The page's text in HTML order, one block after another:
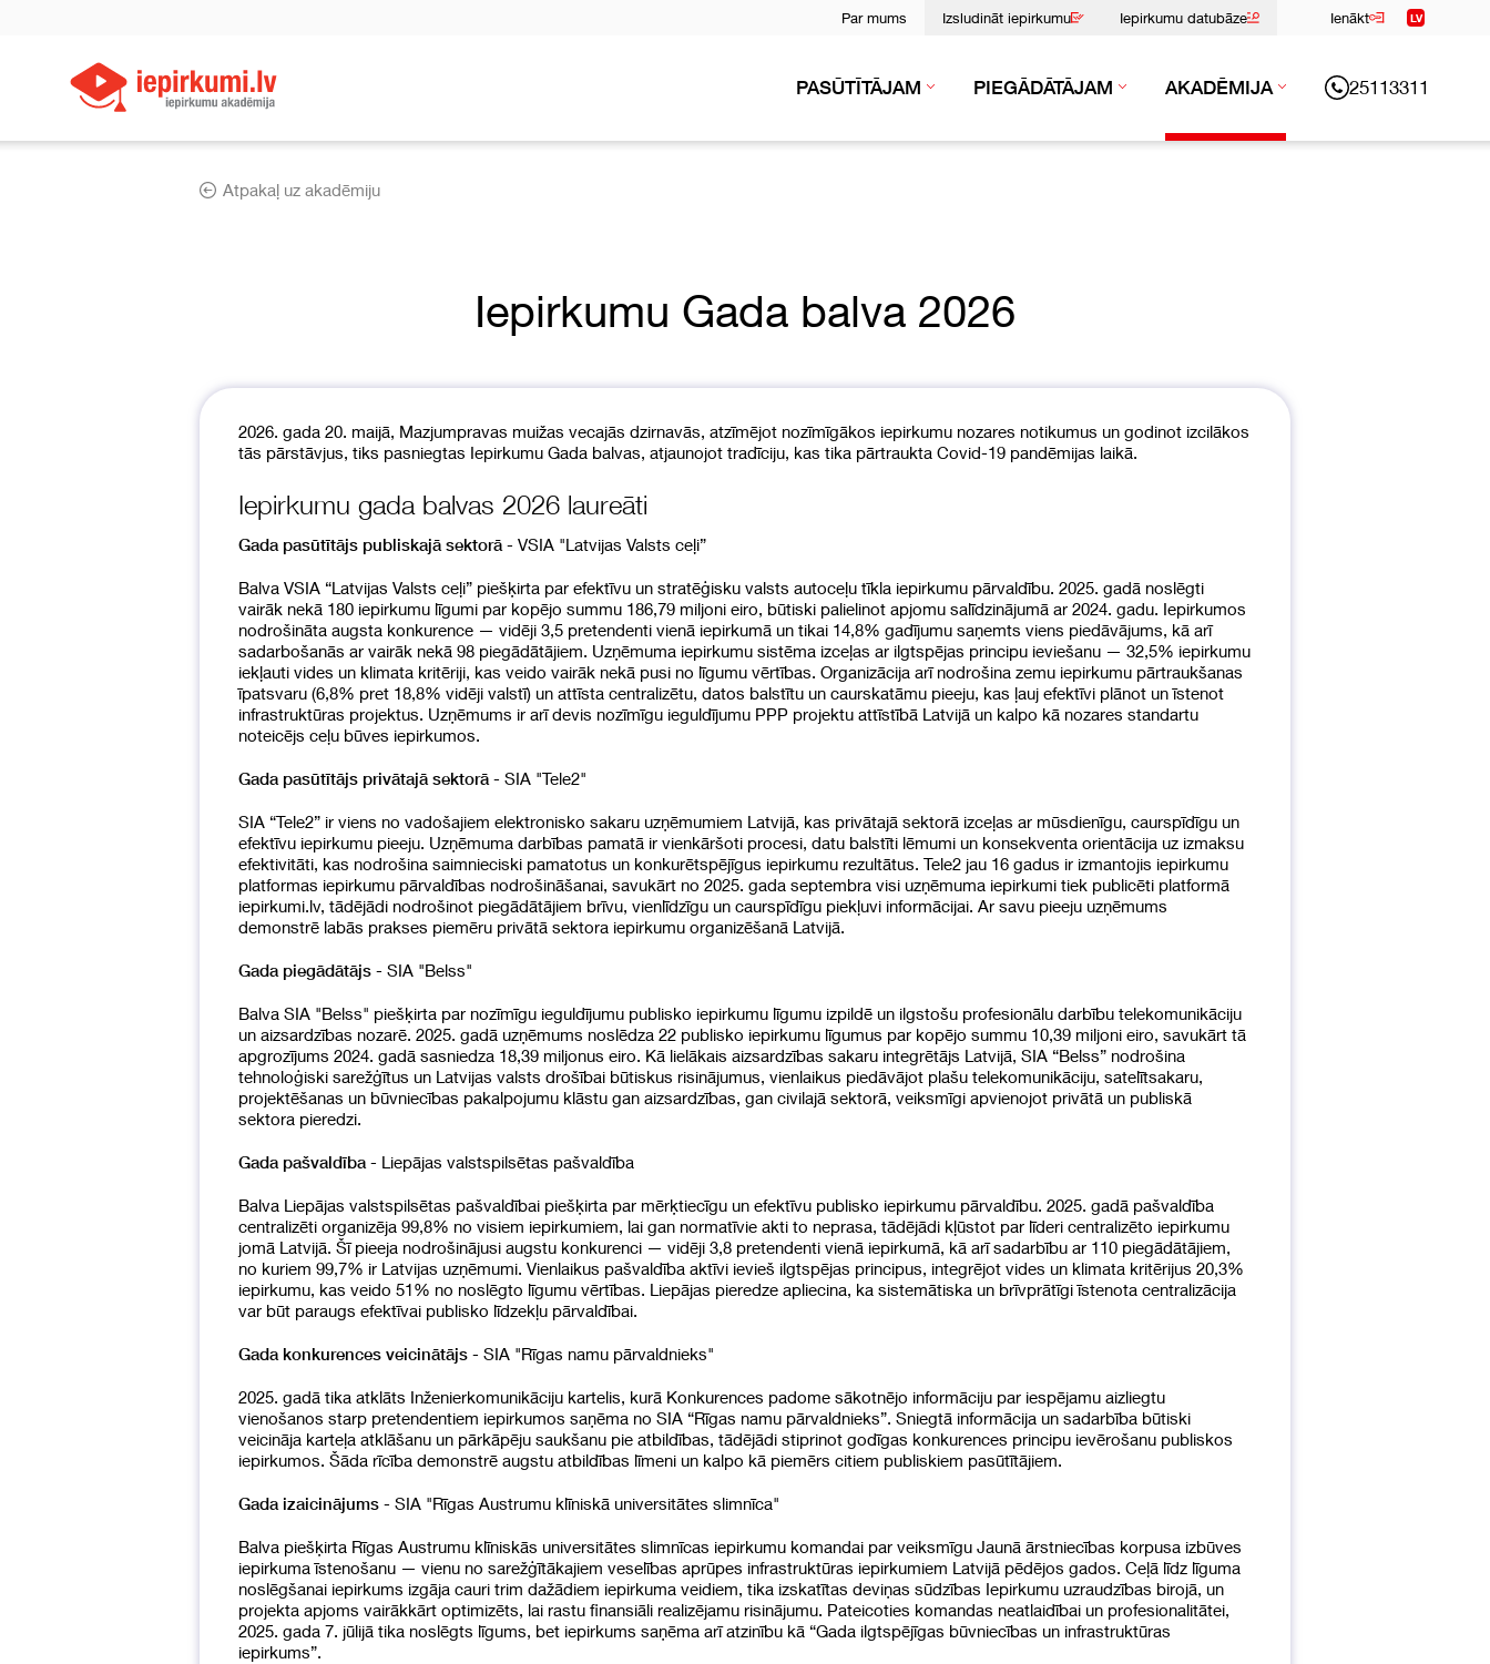
Par mums Izsludināt iepirkumu Iepirkumu datubāze Ienākt LV
PASŪTĪTĀJAM PIEGĀDĀTĀJAM AKADĒMIJA 25113311
Atpakaļ uz akadēmiju
Iepirkumu Gada balva 2026
2026. gada 20. maijā, Mazjumpravas muižas vecajās dzirnavās, atzīmējot nozīmīgākos iepirkumu nozares notikumus un godinot izcilākos
tās pārstāvjus, tiks pasniegtas Iepirkumu Gada balvas, atjaunojot tradīciju, kas tika pārtraukta Covid-19 pandēmijas laikā.
Iepirkumu gada balvas 2026 laureāti
Gada pasūtītājs publiskajā sektorā - VSIA "Latvijas Valsts ceļi”
Balva VSIA “Latvijas Valsts ceļi” piešķirta par efektīvu un stratēģisku valsts autoceļu tīkla iepirkumu pārvaldību. 2025. gadā noslēgti
vairāk nekā 180 iepirkumu līgumi par kopējo summu 186,79 miljoni eiro, būtiski palielinot apjomu salīdzinājumā ar 2024. gadu. Iepirkumos
nodrošināta augsta konkurence — vidēji 3,5 pretendenti vienā iepirkumā un tikai 14,8% gadījumu saņemts viens piedāvājums, kā arī
sadarbošanās ar vairāk nekā 98 piegādātājiem. Uzņēmuma iepirkumu sistēma izceļas ar ilgtspējas principu ieviešanu — 32,5% iepirkumu
iekļauti vides un klimata kritēriji, kas veido vairāk nekā pusi no līgumu vērtības. Organizācija arī nodrošina zemu iepirkumu pārtraukšanas
īpatsvaru (6,8% pret 18,8% vidēji valstī) un attīsta centralizētu, datos balstītu un caurskatāmu pieeju, kas ļauj efektīvi plānot un īstenot
infrastruktūras projektus. Uzņēmums ir arī devis nozīmīgu ieguldījumu PPP projektu attīstībā Latvijā un kalpo kā nozares standartu
noteicējs ceļu būves iepirkumos.
Gada pasūtītājs privātajā sektorā - SIA "Tele2"
SIA “Tele2” ir viens no vadošajiem elektronisko sakaru uzņēmumiem Latvijā, kas privātajā sektorā izceļas ar mūsdienīgu, caurspīdīgu un
efektīvu iepirkumu pieeju. Uzņēmuma darbības pamatā ir vienkāršoti procesi, datu balstīti lēmumi un konsekventa orientācija uz izmaksu
efektivitāti, kas nodrošina saimnieciski pamatotus un konkurētspējīgus iepirkumu rezultātus. Tele2 jau 16 gadus ir izmantojis iepirkumu
platformas iepirkumu pārvaldības nodrošināšanai, savukārt no 2025. gada septembra visi uzņēmuma iepirkumi tiek publicēti platformā
iepirkumi.lv, tādējādi nodrošinot piegādātājiem brīvu, vienlīdzīgu un caurspīdīgu piekļuvi informācijai. Ar savu pieeju uzņēmums
demonstrē labās prakses piemēru privātā sektora iepirkumu organizēšanā Latvijā.
Gada piegādātājs - SIA "Belss"
Balva SIA "Belss" piešķirta par nozīmīgu ieguldījumu publisko iepirkumu līgumu izpildē un ilgstošu profesionālu darbību telekomunikāciju
un aizsardzības nozarē. 2025. gadā uzņēmums noslēdza 22 publisko iepirkumu līgumus par kopējo summu 10,39 miljoni eiro, savukārt tā
apgrozījums 2024. gadā sasniedza 18,39 miljonus eiro. Kā lielākais aizsardzības sakaru integrētājs Latvijā, SIA “Belss” nodrošina
tehnoloģiski sarežģītus un Latvijas valsts drošībai būtiskus risinājumus, vienlaikus piedāvājot plašu telekomunikāciju, satelītsakaru,
projektēšanas un būvniecības pakalpojumu klāstu gan aizsardzības, gan civilajā sektorā, veiksmīgi apvienojot privātā un publiskā
sektora pieredzi.
Gada pašvaldība - Liepājas valstspilsētas pašvaldība
Balva Liepājas valstspilsētas pašvaldībai piešķirta par mērķtiecīgu un efektīvu publisko iepirkumu pārvaldību. 2025. gadā pašvaldība
centralizēti organizēja 99,8% no visiem iepirkumiem, lai gan normatīvie akti to neprasa, tādējādi kļūstot par līderi centralizēto iepirkumu
jomā Latvijā. Šī pieeja nodrošinājusi augstu konkurenci — vidēji 3,8 pretendenti vienā iepirkumā, kā arī sadarbību ar 110 piegādātājiem,
no kuriem 99,7% ir Latvijas uzņēmumi. Vienlaikus pašvaldība aktīvi ievieš ilgtspējas principus, integrējot vides un klimata kritērijus 20,3%
iepirkumu, kas veido 51% no noslēgto līgumu vērtības. Liepājas pieredze apliecina, ka sistemātiska un brīvprātīgi īstenota centralizācija
var būt paraugs efektīvai publisko līdzekļu pārvaldībai.
Gada konkurences veicinātājs - SIA "Rīgas namu pārvaldnieks"
2025. gadā tika atklāts Inženierkomunikāciju kartelis, kurā Konkurences padome sākotnējo informāciju par iespējamu aizliegtu
vienošanos starp pretendentiem iepirkumos saņēma no SIA “Rīgas namu pārvaldnieks”. Sniegtā informācija un sadarbība būtiski
veicināja karteļa atklāšanu un pārkāpēju saukšanu pie atbildības, tādējādi stiprinot godīgas konkurences principu ievērošanu publiskos
iepirkumos. Šāda rīcība demonstrē augstu atbildības līmeni un kalpo kā piemērs citiem publiskiem pasūtītājiem.
Gada izaicinājums - SIA "Rīgas Austrumu klīniskā universitātes slimnīca"
Balva piešķirta Rīgas Austrumu klīniskās universitātes slimnīcas iepirkumu komandai par veiksmīgu Jaunā ārstniecības korpusa izbūves
iepirkuma īstenošanu — vienu no sarežģītākajiem veselības aprūpes infrastruktūras iepirkumiem Latvijā pēdējos gados. Ceļā līdz līguma
noslēgšanai iepirkums izgāja cauri trim dažādiem iepirkuma veidiem, tika izskatītas deviņas sūdzības Iepirkumu uzraudzības birojā, un
projekta apjoms vairākkārt optimizēts, lai rastu finansiāli realizējamu risinājumu. Pateicoties komandas neatlaidībai un profesionalitātei,
2025. gada 7. jūlijā tika noslēgts līgums, bet iepirkums saņēma arī atzinību kā “Gada ilgtspējīgas būvniecības un infrastruktūras
iepirkums”.